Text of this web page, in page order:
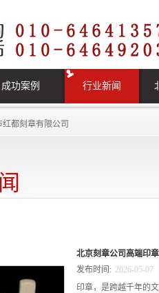
成功案例 行业新闻
红都刻章有限公司
北京刻章公司高端印
印章，是跨越千年的
发布时间: 2026-05-07